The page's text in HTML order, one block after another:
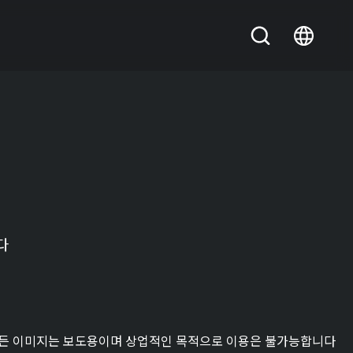
이미지는 보도용이며 상업적인 목적으로 이용은 불가능합니다